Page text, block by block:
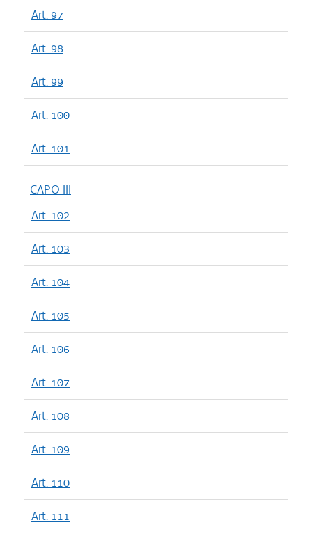
Art. 97
Art. 98
Art. 99
Art. 100
Art. 101
CAPO III
Art. 102
Art. 103
Art. 104
Art. 105
Art. 106
Art. 107
Art. 108
Art. 109
Art. 110
Art. 111